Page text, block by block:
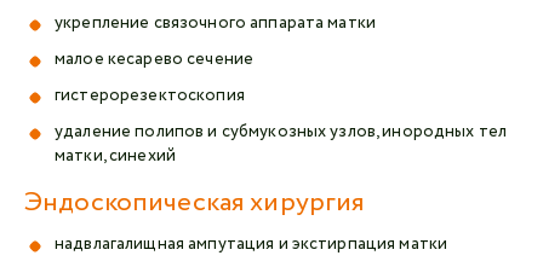
укрепление связочного аппарата матки
малое кесарево сечение
гистерорезектоскопия
удаление полипов и субмукозных узлов, инородных тел
матки, синехий
Эндоскопическая хирургия
надвлагалищная ампутация и экстирпация матки